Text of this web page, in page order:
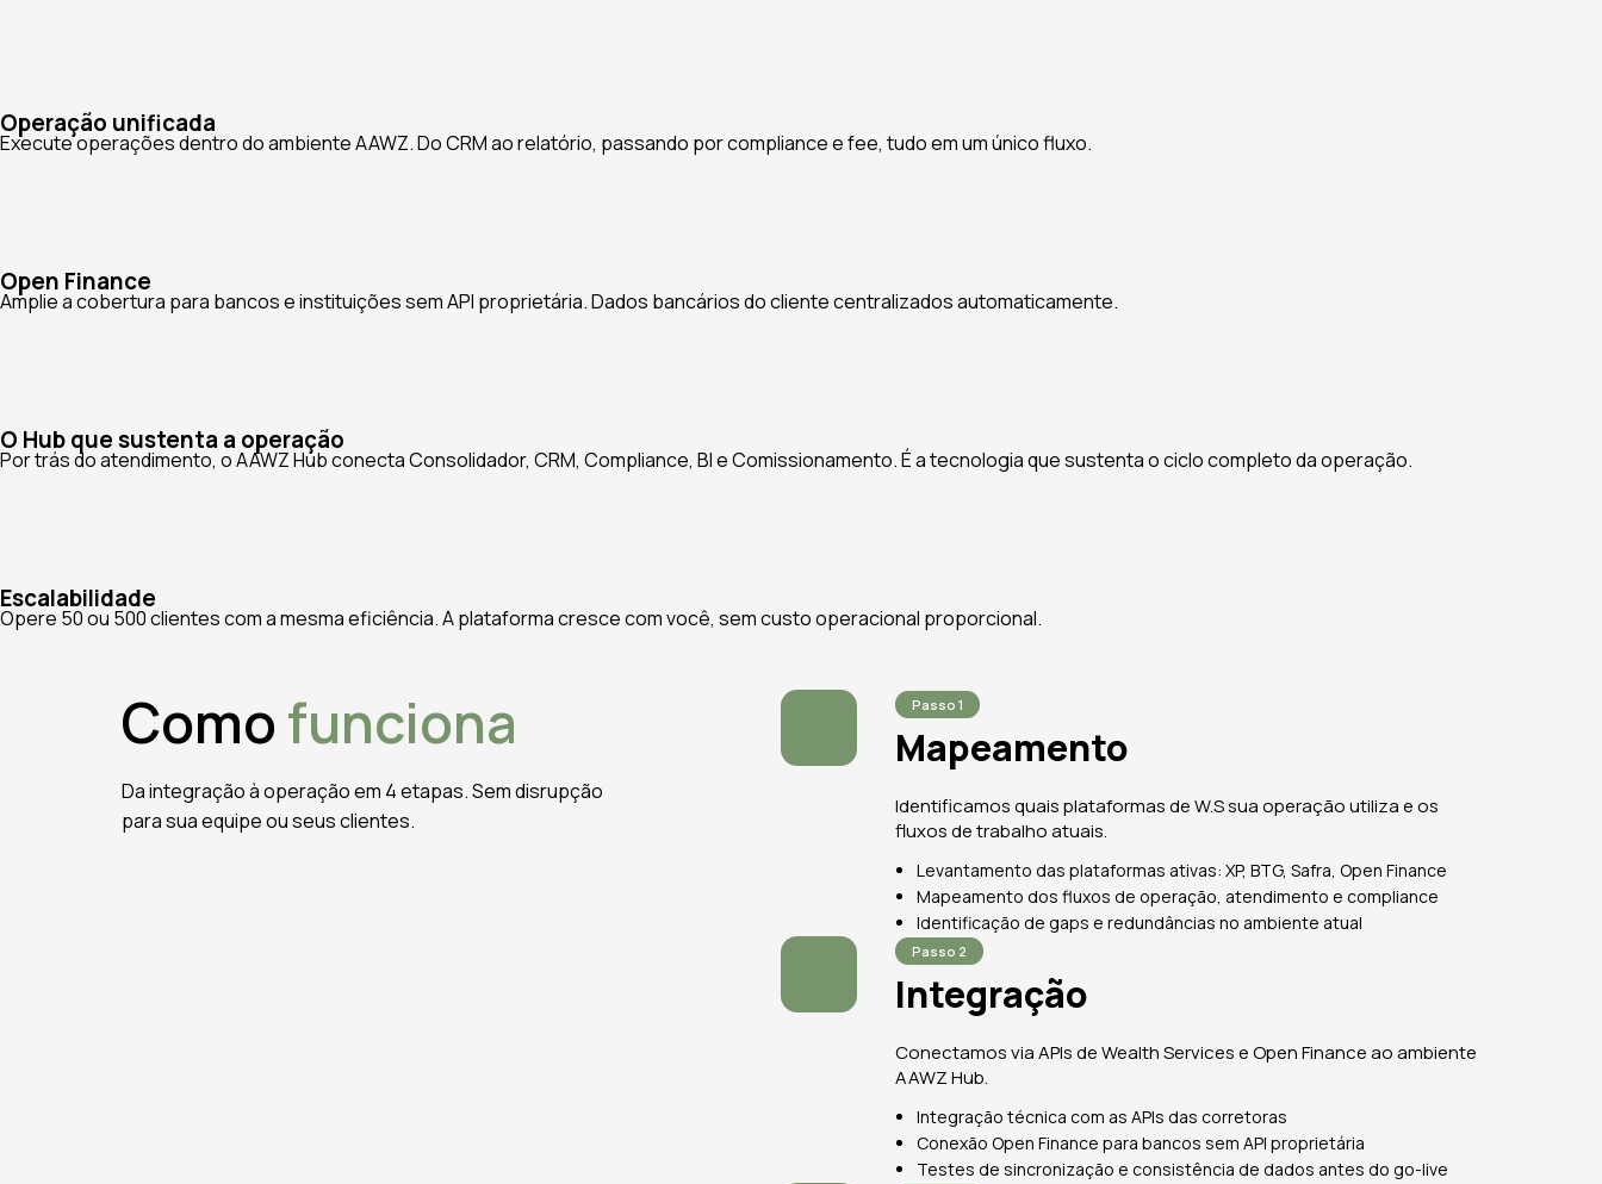
Operação unificada
Execute operações dentro do ambiente AAWZ. Do CRM ao relatório, passando por compliance e fee, tudo em um único fluxo.
Open Finance
Amplie a cobertura para bancos e instituições sem API proprietária. Dados bancários do cliente centralizados automaticamente.
O Hub que sustenta a operação
Por trás do atendimento, o AAWZ Hub conecta Consolidador, CRM, Compliance, BI e Comissionamento. É a tecnologia que sustenta o ciclo completo da operação.
Escalabilidade
Opere 50 ou 500 clientes com a mesma eficiência. A plataforma cresce com você, sem custo operacional proporcional.
Comofunciona
Da integração à operação em 4 etapas. Sem disrupção
para sua equipe ou seus clientes.
Passo 1
Mapeamento
Identificamos quais plataformas de W.S sua operação utiliza e os
fluxos de trabalho atuais.
Levantamento das plataformas ativas: XP, BTG, Safra, Open Finance
Mapeamento dos fluxos de operação, atendimento e compliance
Identificação de gaps e redundâncias no ambiente atual
Passo 2
Integração
Conectamos via APIs de Wealth Services e Open Finance ao ambiente
AAWZ Hub.
Integração técnica com as APIs das corretoras
Conexão Open Finance para bancos sem API proprietária
Testes de sincronização e consistência de dados antes do go-live